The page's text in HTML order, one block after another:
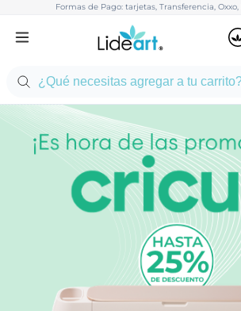
Formas de Pago: tarjetas, Transferencia,